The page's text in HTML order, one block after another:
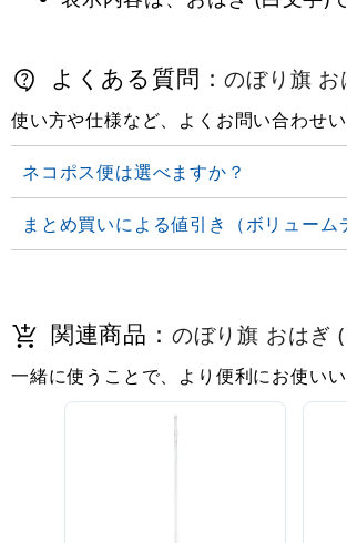
よくある質問：のぼり旗
使い方や仕様など、よくお問い合わせ
ネコポス便は選べますか？
まとめ買いによる値引き（ボリュー
関連商品： のぼり旗 おはぎ
一緒に使うことで、より便利にお使い